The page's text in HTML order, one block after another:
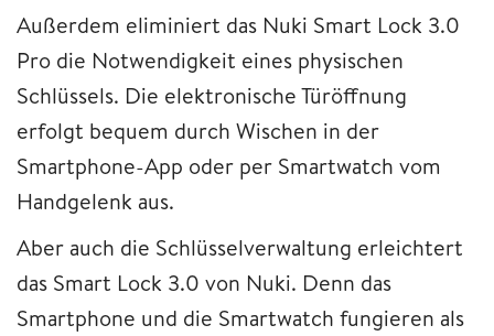
Außerdem eliminiert das Nuki Smart Lock 3.0
Pro die Notwendigkeit eines physischen
Schlüssels. Die elektronische Türöffnung
erfolgt bequem durch Wischen in der
Smartphone-App oder per Smartwatch vom
Handgelenk aus.
Aber auch die Schlüsselverwaltung erleichtert
das Smart Lock 3.0 von Nuki. Denn das
Smartphone und die Smartwatch fungieren als